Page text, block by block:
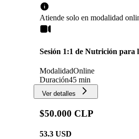
Atiende solo en modalidad
Sesión 1:1 de Nutrición para
ModalidadOnline
Duración45 min
Ver detalles
$50.000 CLP
53.3 USD